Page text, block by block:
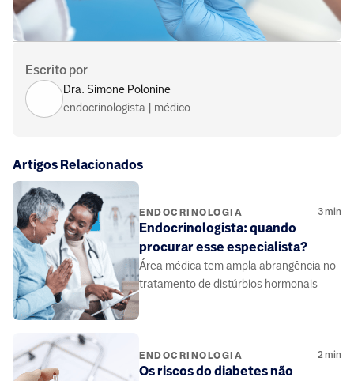
Escrito por
Dra. Simone Polonine
endocrinologista | médico
Artigos Relacionados
ENDOCRINOLOGIA 3min
Endocrinologista: quando
procurar esse especialista?
Área médica tem ampla abrangência no
tratamento de distúrbios hormonais
ENDOCRINOLOGIA 2 min
Os riscos do diabetes não